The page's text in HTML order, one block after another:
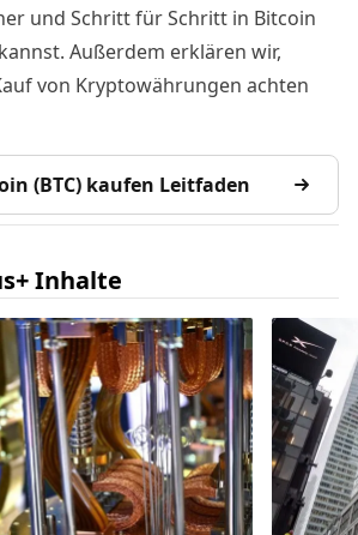
und Schritt für Schritt in Bitcoin
Außerdem erklären wir,
von Kryptowährungen achten
(BTC) kaufen Leitfaden
Inhalte